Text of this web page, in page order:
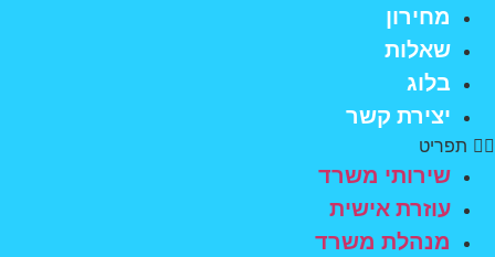
מחירון
שאלות
בלוג
יצירת קשר
תפריט
שירותי משרד
עוזרת אישית
מנהלת משרד